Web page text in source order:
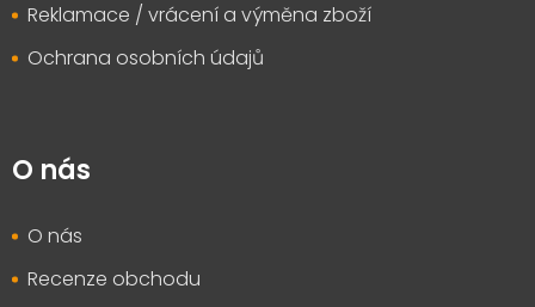
Reklamace / vrácení a výměna zboží
Ochrana osobních údajů
O nás
O nás
Recenze obchodu